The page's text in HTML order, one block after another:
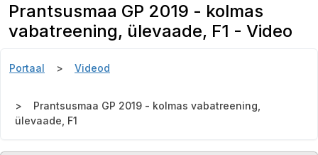
Prantsusmaa GP 2019 - kolmas
vabatreening, ülevaade, F1 - Video
Portaal Videod
Prantsusmaa GP 2019 - kolmas vabatreening,
ülevaade, F1